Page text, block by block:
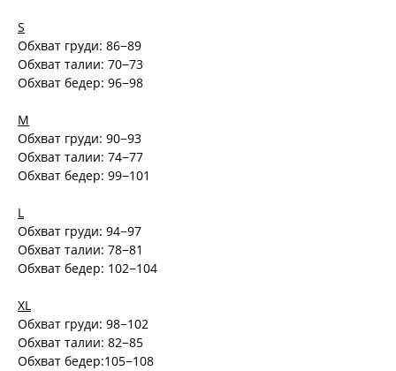
S
Обхват груди: 86−89
Обхват талии: 70−73
Обхват бедер: 96−98
M
Обхват груди: 90−93
Обхват талии: 74−77
Обхват бедер: 99−101
L
Обхват груди: 94−97
Обхват талии: 78−81
Обхват бедер: 102−104
XL
Обхват груди: 98−102
Обхват талии: 82−85
Обхват бедер:105−108